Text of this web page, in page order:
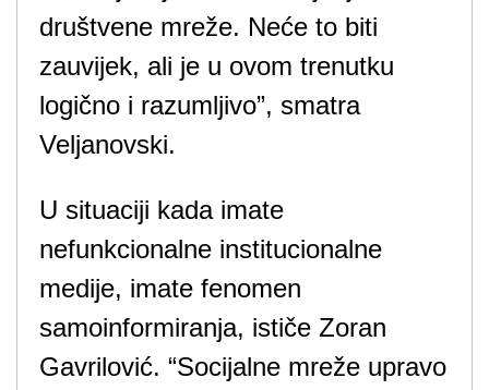
društvene mreže. Neće to biti
zauvijek, ali je u ovom trenutku
logično i razumljivo”, smatra
Veljanovski.
U situaciji kada imate
nefunkcionalne institucionalne
medije, imate fenomen
samoinformiranja, ističe Zoran
Gavrilović. “Socijalne mreže upravo